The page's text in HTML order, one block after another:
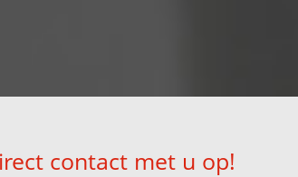
contact met u op!